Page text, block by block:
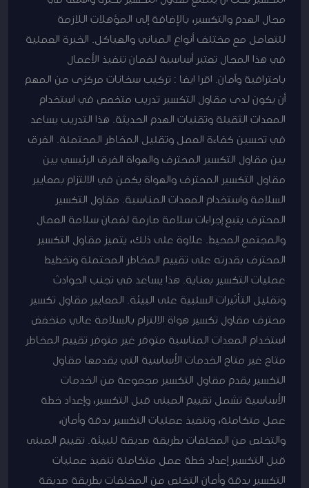
مجال الهدم والتكسير، بالإضافة إلى المؤهلات اللازمة
للتعامل مع مختلف أنواع المباني والهياكل. الخبرة العملية
في هذا المجال تعتبر أساسية لضمان تنفيذ الأعمال
باحترافية وآمان. اقرا ايضا : تركيب سخانات مركزى من المهم
أن يكون لدى مقاول التكسير تدريب متخصص في استخدام
المعدات الثقيلة وتقنيات الهدم الحديثة. هذا التدريب يساعد
في تحسين كفاءة العمل وتقليل المخاطر المحتملة. الفرق
بين مقاول التكسير المحترف والهواة الفرق الرئيسي بين
مقاول التكسير المحترف والهواة يكمن في الالتزام بمعايير
السلامة واستخدام المعدات المناسبة. مقاول التكسير
المحترف يتبع إجراءات سلامة صارمة لضمان سلامة العمال
والمجتمع المحيط. علاوة على ذلك، يتميز مقاول التكسير
المحترف بقدرته على تقييم المخاطر المحتملة وتخطيط
عمليات التكسير بعناية. هذا يساعد في تجنب الحوادث
وتقليل التأثيرات السلبية على البيئة. المعايير مقاول تكسير
محترف مقاول تكسير هواة الالتزام بالسلامة عالي منخفض
استخدام المعدات المناسبة متوفر غير متوفر تقييم المخاطر
متاح غير متاح الخدمات الأساسية التي يقدمها مقاول
التكسير يقدم مقاول التكسير مجموعة من الخدمات
الأساسية تشمل تقييم المبنى قبل التكسير، وإعداد خطة
عمل متكاملة، وتنفيذ عمليات التكسير بدقة وأمان،
والتخلص من المخلفات بطريقة صديقة للبيئة. تقييم المبنى
قبل التكسير إعداد خطة عمل متكاملة تنفيذ عمليات
التكسير بدقة وأمان التخلص من المخلفات بطريقة صديقة